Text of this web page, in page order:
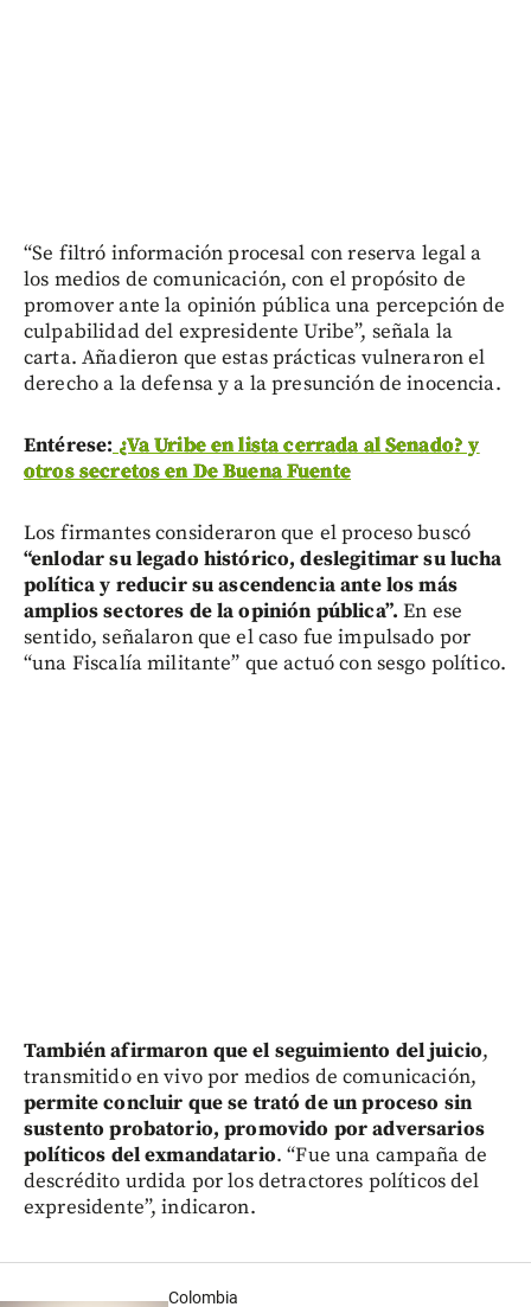
“Se filtró información procesal con reserva legal a
los medios de comunicación, con el propósito de
promover ante la opinión pública una percepción de
culpabilidad del expresidente Uribe”, señala la
carta. Añadieron que estas prácticas vulneraron el
derecho a la defensa y a la presunción de inocencia.
Entérese: ¿Va Uribe en lista cerrada al Senado? y
otros secretos en De Buena Fuente
Los firmantes consideraron que el proceso buscó
“enlodar su legado histórico, deslegitimar su lucha
política y reducir su ascendencia ante los más
amplios sectores de la opinión pública”. En ese
sentido, señalaron que el caso fue impulsado por
“una Fiscalía militante” que actuó con sesgo político.
También afirmaron que el seguimiento del juicio,
transmitido en vivo por medios de comunicación,
permite concluir que se trató de un proceso sin
sustento probatorio, promovido por adversarios
políticos del exmandatario. “Fue una campaña de
descrédito urdida por los detractores políticos del
expresidente”, indicaron.
Colombia